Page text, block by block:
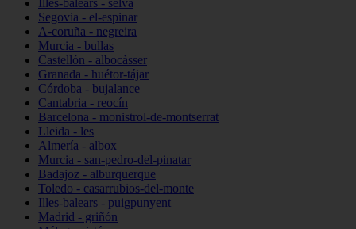
Illes-balears - selva
Segovia - el-espinar
A-coruña - negreira
Murcia - bullas
Castellón - albocàsser
Granada - huétor-tájar
Córdoba - bujalance
Cantabria - reocín
Barcelona - monistrol-de-montserrat
Lleida - les
Almería - albox
Murcia - san-pedro-del-pinatar
Badajoz - alburquerque
Toledo - casarrubios-del-monte
Illes-balears - puigpunyent
Madrid - griñón